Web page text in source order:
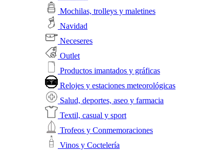
Mochilas, trolleys y maletines
Navidad
Neceseres
Outlet
Productos imantados y gráficas
Relojes y estaciones meteorológicas
Salud, deportes, aseo y farmacia
Textil, casual y sport
Trofeos y Conmemoraciones
Vinos y Coctelería